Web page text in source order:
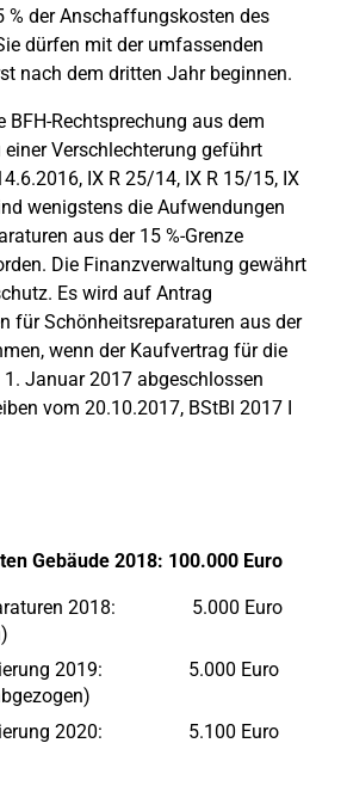
% der Anschaffungskosten des
dürfen mit der umfassenden
nach dem dritten Jahr beginnen.
BFH-Rechtsprechung aus dem
Verschlechterung geführt
IX R 25/14, IX R 15/15, IX
wenigstens die Aufwendungen
aus der 15 %-Grenze
Die Finanzverwaltung gewährt
Es wird auf Antrag
für Schönheitsreparaturen aus der
wenn der Kaufvertrag für die
Januar 2017 abgeschlossen
vom 20.10.2017, BStBl 2017 I
Gebäude 2018: 100.000 Euro
2018: 5.000 Euro
2019: 5.000 Euro
2020: 5.100 Euro